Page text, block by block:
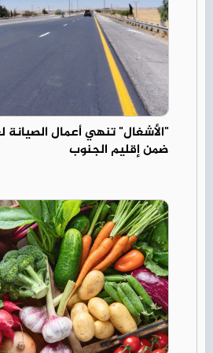
"الأشغال" تنهي أعمال
ضمن إقليم الجنوب